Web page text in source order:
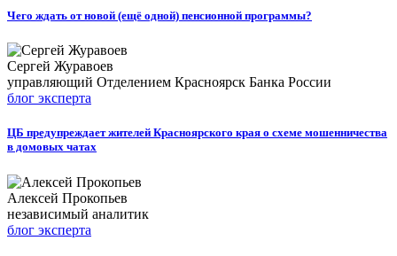
Чего ждать от новой (ещё одной) пенсионной программы?
Сергей Журавоев
управляющий Отделением Красноярск Банка России
блог эксперта
ЦБ предупреждает жителей Красноярского края о схеме мошенничества
в домовых чатах
Алексей Прокопьев
независимый аналитик
блог эксперта